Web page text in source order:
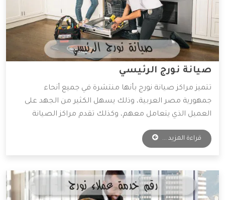
صيانة نورج الرئيسي
تتميز مراكز صيانة نورج بأنها منتشرة في جميع أنحاء
جمهورية مصر العربية، وذلك يسهل الكثير من الجهد على
العميل الذي يتعامل معهم، وكذلك تقدم مراكز الصيانة
قطع غيار أصلية وخدمات صيانة بأقل الأسعار الممكنة،
ولذلك يفضل التعامل معها الكثير من العملاء، وسوف
قراءة المزيد ...